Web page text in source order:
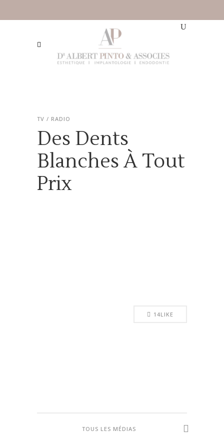
TV / RADIO
Des Dents
Blanches À Tout
Prix
14LIKE
TOUS LES MÉDIAS